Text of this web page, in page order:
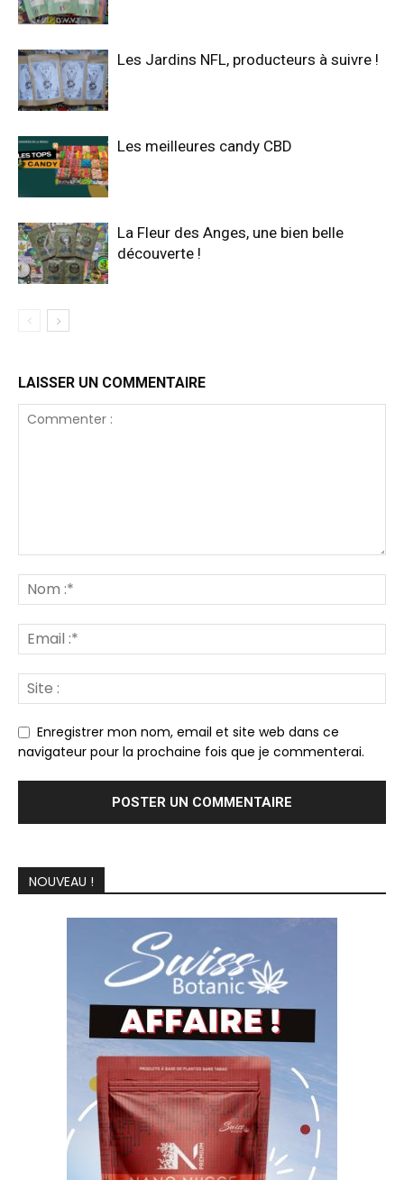
Les Jardins NFL, producteurs à suivre !
Les meilleures candy CBD
La Fleur des Anges, une bien belle
découverte !
LAISSER UN COMMENTAIRE
Enregistrer mon nom, email et site web dans ce
navigateur pour la prochaine fois que je commenterai.
NOUVEAU !